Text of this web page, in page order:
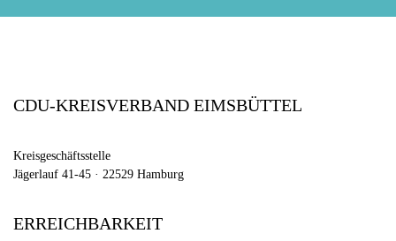
CDU-KREISVERBAND EIMSBÜTTEL
Kreisgeschäftsstelle
Jägerlauf 41-45 · 22529 Hamburg
ERREICHBARKEIT